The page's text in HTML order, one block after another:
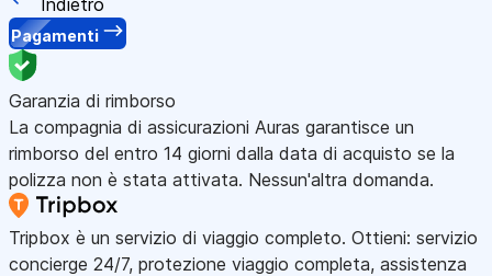
Pagamenti
Garanzia di rimborso
La compagnia di assicurazioni Auras garantisce un
rimborso del entro 14 giorni dalla data di acquisto se la
polizza non è stata attivata. Nessun'altra domanda.
Tripbox è un servizio di viaggio completo. Ottieni: servizio
concierge 24/7, protezione viaggio completa, assistenza